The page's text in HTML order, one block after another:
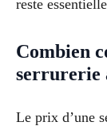
reste
Combien
serrurerie
Le prix d’une